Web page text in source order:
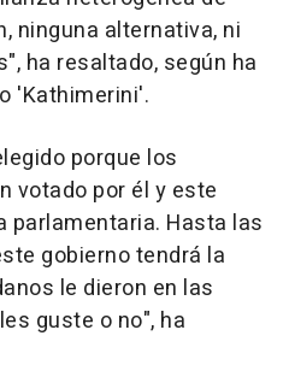
ninguna alternativa, ni
ha resaltado, según ha
'Kathimerini'.
porque los
votado por él y este
parlamentaria. Hasta las
gobierno tendrá la
le dieron en las
guste o no", ha